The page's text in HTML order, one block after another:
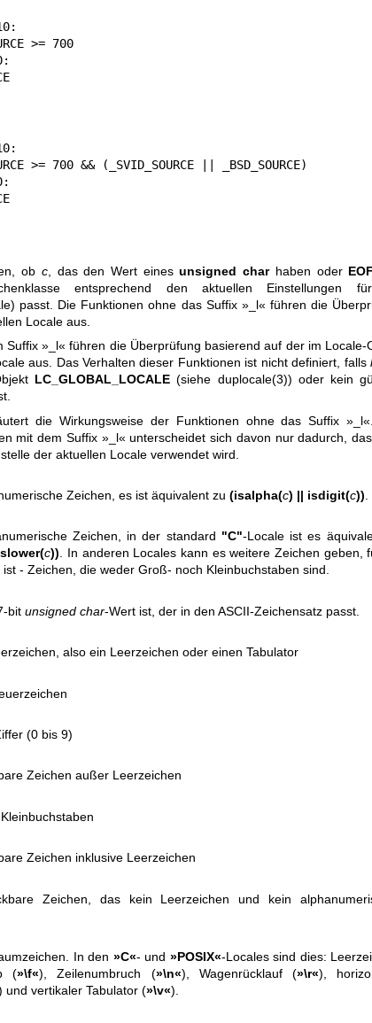
ob c, das den Wert einesunsigned charhaben oder EOF
entsprechend den aktuellen Einstellungen
passt. Die Funktionen ohne das Suffix »_l« führen die
Locale aus.
Suffix »_l« führen die Überprüfung basierend auf der im Locale-
aus. Das Verhalten dieser Funktionen ist nicht definiert, falls
LC_GLOBAL_LOCALE (siehe duplocale(3)) oder kein
die Wirkungsweise der Funktionen ohne das Suffix
mit dem Suffix »_l« unterscheidet sich davon nur dadurch,
der aktuellen Locale verwendet wird.
Zeichen, es ist äquivalent zu(isalpha(c) || isdigit(c))
Zeichen, in der standard "C"-Locale ist es
c)). In anderen Locales kann es weitere Zeichen geben,
ist - Zeichen, die weder Groß- noch Kleinbuchstaben sind.
bitunsigned char-Wert ist, der in den ASCII-Zeichensatz passt.
also ein Leerzeichen oder einen Tabulator
(0 bis 9)
Zeichen außer Leerzeichen
Zeichen inklusive Leerzeichen
Zeichen, das kein Leerzeichen und kein
In den »C«- und »POSIX«-Locales sind dies:
(»\f«), Zeilenumbruch (»\n«), Wagenrücklauf (»\r«),
und vertikaler Tabulator (»\v«).